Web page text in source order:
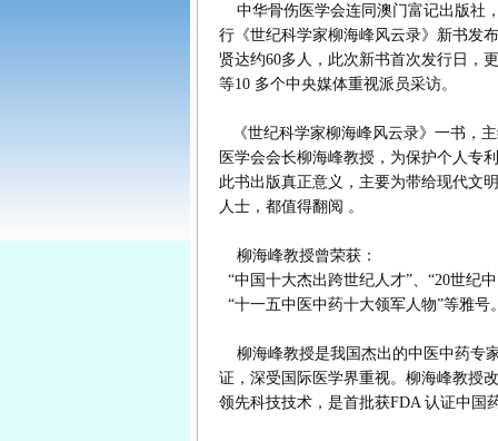
中华骨伤医学会连同澳门富记出版社
行《世纪科学家柳海峰风云录》新书发
贤达约60多人，此次新书首次发行日，
等10 多个中央媒体重视派员采访。
《世纪科学家柳海峰风云录》一书，
医学会会长柳海峰教授，为保护个人专
此书出版真正意义，主要为带给现代文
人士，都值得翻阅 。
柳海峰教授曾荣获：
“中国十大杰出跨世纪人才”、“20世纪
“十一五中医中药十大领军人物”等雅号
柳海峰教授是我国杰出的中医中药专
证，深受国际医学界重视。柳海峰教授
领先科技技术，是首批获FDA 认证中国